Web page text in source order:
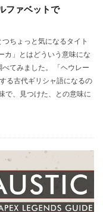
ファベットで
ちょっと気になるタイト
カ」とはどういう意味にな
てみました。 「ヘウレー
る古代ギリシャ語になるの
で、見つけた、との意味に